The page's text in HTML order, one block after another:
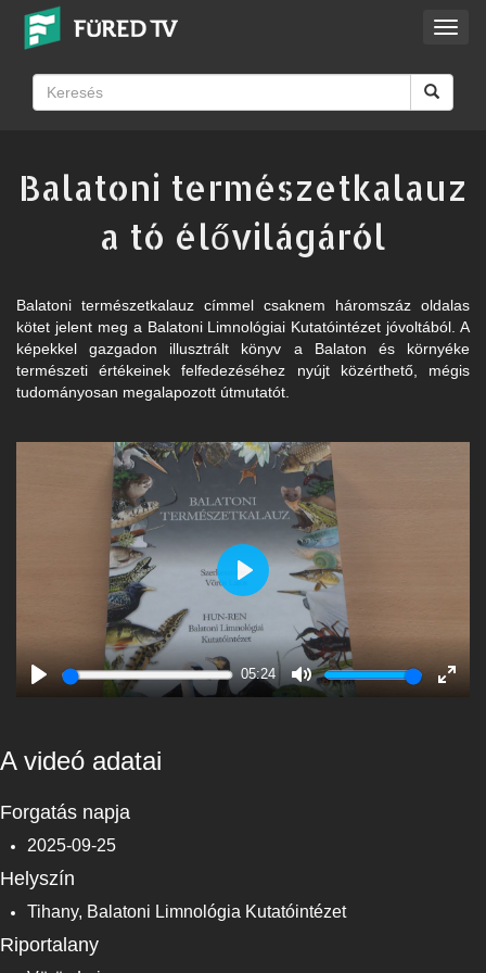
Balatoni természetkalauz
a tó élővilágáról
Balatoni természetkalauz címmel csaknem háromszáz oldalas
kötet jelent meg a Balatoni Limnológiai Kutatóintézet jóvoltából. A
képekkel gazgadon illusztrált könyv a Balaton és környéke
természeti értékeinek felfedezéséhez nyújt közérthető, mégis
tudományosan megalapozott útmutatót.
05:24
Mute
Play
A videó adatai
Forgatás napja
2025-09-25
Helyszín
Tihany, Balatoni Limnológia Kutatóintézet
Riportalany